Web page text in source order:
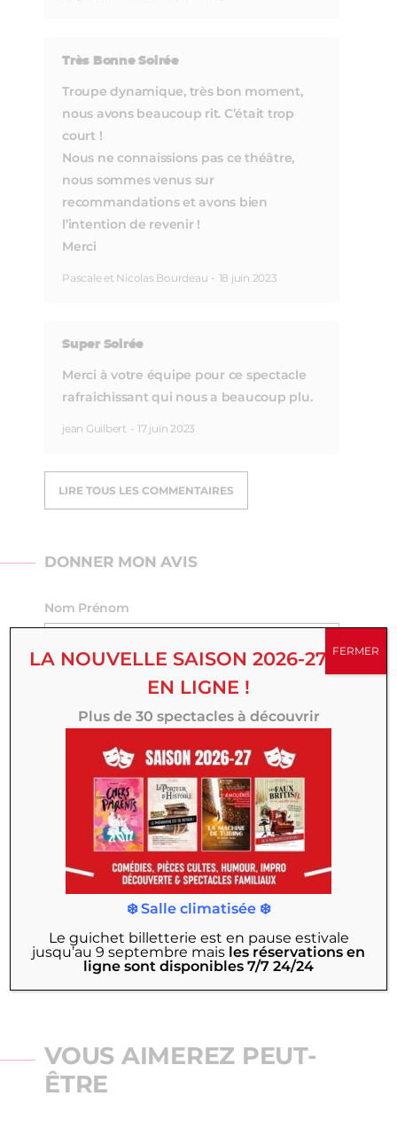
Très Bonne Soirée
Troupe dynamique, très bon moment,
nous avons beaucoup rit. C’était trop
court !
Nous ne connaissions pas ce théâtre,
nous sommes venus sur
recommandations et avons bien
l’intention de revenir !
Merci
Pascale et Nicolas Bourdeau - 18 juin 2023
Super Soirée
Merci à votre équipe pour ce spectacle
rafraichissant qui nous a beaucoup plu.
jean Guilbert - 17 juin 2023
LIRE TOUS LES COMMENTAIRES
DONNER MON AVIS
Nom Prénom
Votre avis
ENVOYER VOTRE AVIS
VOUS AIMEREZ PEUT-
ÊTRE
LA NOUVELLE SAISON 2026-27 EST
EN LIGNE !
Plus de 30 spectacles à découvrir
❄️ Salle climatisée ❄️
Le guichet billetterie est en pause estivale
jusqu’au 9 septembre mais les réservations en
ligne sont disponibles 7/7 24/24
FERMER